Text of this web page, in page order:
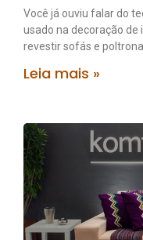
Você já ouviu falar do
usado na decoração
revestir sofás e
Leia mais »